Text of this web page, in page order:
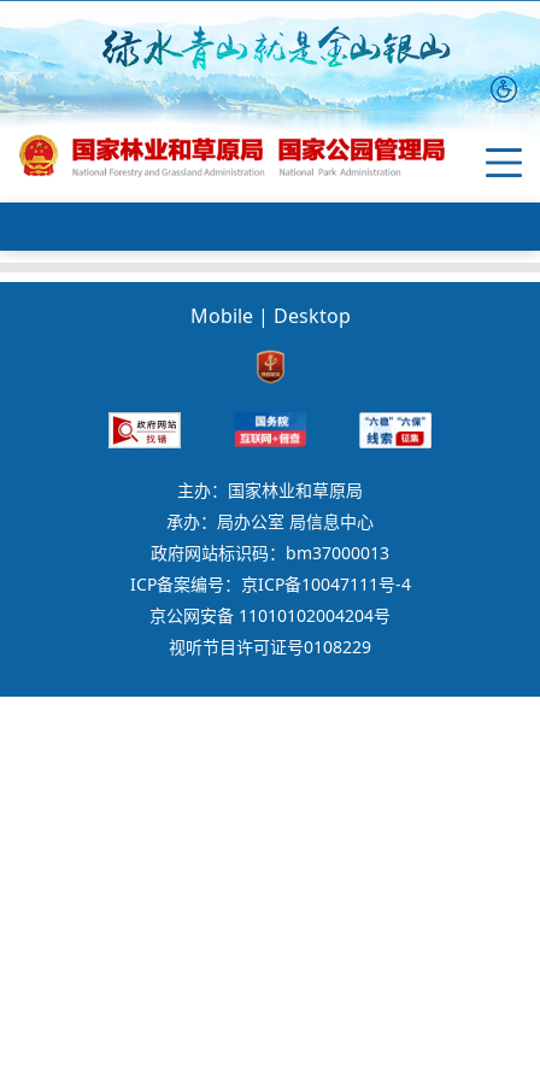
Mobile | Desktop
主办：国家林业和草原局
承办：局办公室 局信息中心
政府网站标识码：bm37000013
ICP备案编号：京ICP备10047111号-4
京公网安备 11010102004204号
视听节目许可证号0108229